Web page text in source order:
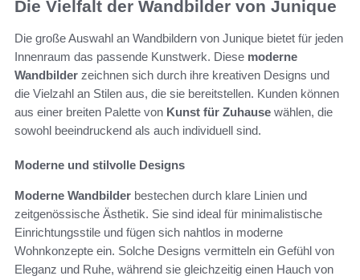
Die Vielfalt der Wandbilder von Junique
Die große Auswahl an Wandbildern von Junique bietet für jeden
Innenraum das passende Kunstwerk. Diese moderne
Wandbilder zeichnen sich durch ihre kreativen Designs und
die Vielzahl an Stilen aus, die sie bereitstellen. Kunden können
aus einer breiten Palette von Kunst für Zuhause wählen, die
sowohl beeindruckend als auch individuell sind.
Moderne und stilvolle Designs
Moderne Wandbilder bestechen durch klare Linien und
zeitgenössische Ästhetik. Sie sind ideal für minimalistische
Einrichtungsstile und fügen sich nahtlos in moderne
Wohnkonzepte ein. Solche Designs vermitteln ein Gefühl von
Eleganz und Ruhe, während sie gleichzeitig einen Hauch von